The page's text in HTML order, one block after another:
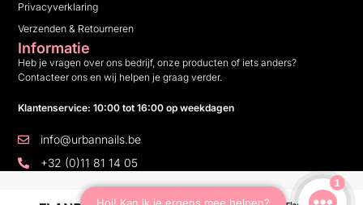
Privacyverklaring
Verzenden & Retourneren
Informatie
Heb je vragen over ons bedrijf, onze producten of iets anders?
Contacteer ons en wij helpen je graag verder.
Klantenservice: 10:00 tot 16:00 op weekdagen
info@urbannails.be
+32 (0)11 81 14 05